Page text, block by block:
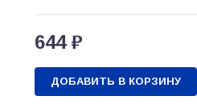
644 ₽
ДОБАВИТЬ В КОРЗИНУ